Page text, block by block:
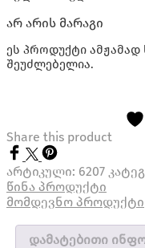
არ არის მარაგი
ეს პროდუქტი ამჟამად
შეუძლებელია.
Share this product
არტიკული: 6207
წინა პროდუქტი
მომდევნო პროდუქტი
დამატებითი